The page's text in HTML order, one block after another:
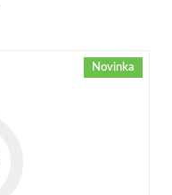
Novinka